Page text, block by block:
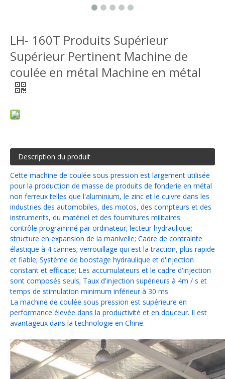
LH- 160T Produits Supérieur
Supérieur Pertinent Machine de
coulée en métal Machine en métal
Description du produit
Cette machine de coulée sous pression est largement utilisée
pour la production de masse de produits de fonderie en métal
non ferreux telles que l'aluminium, le zinc et le cuivre dans les
industries des automobiles, des motos, des compteurs et des
instruments, du matériel et des fournitures militaires.
contrôle programmé par ordinateur; lecteur hydraulique;
structure en expansion de la manivelle; Cadre de contrainte
élastique à 4 cannes; verrouillage qui est la traction, plus rapide
et fiable; Système de boostage hydraulique et d'injection
constant et efficace; Les accumulateurs et le cadre d'injection
sont composés seuls; Taux d'injection supérieurs à 4m / s et
temps de stimulation minimum inférieur à 30 ms.
La machine de coulée sous pression est supérieure en
performance élevée dans la productivité et en douceur. Il est
avantageux dans la technologie en Chine.